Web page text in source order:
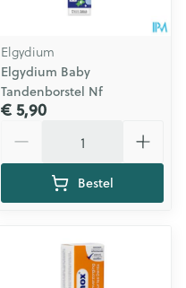
Elgydium
Elgydium Baby
Tandenborstel Nf
€ 5,90
Bestel